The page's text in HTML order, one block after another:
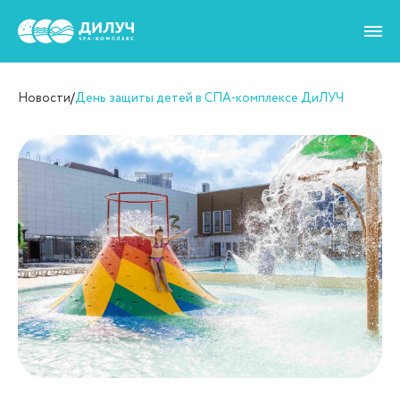
Новости/День защиты детей в СПА-комплексе ДиЛУЧ